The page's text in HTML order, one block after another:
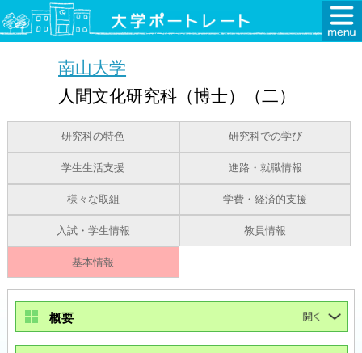
南山大学
人間文化研究科（博士）（二）
研究科の特色 研究科での学び
学生生活支援 進路・就職情報
様々な取組 学費・経済的支援
入試・学生情報 教員情報
基本情報
概要